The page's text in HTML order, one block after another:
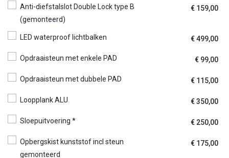
Anti-diefstalslot Double Lock type B
(gemonteerd)
€ 159,00
LED waterproof lichtbalken €499,00
Opdraaisteun met enkele PAD € 99,00
Opdraaisteun met dubbele PAD € 115,00
Loopplank ALU €350,00
Sloepuitvoering * € 250,00
Opbergskist kunststof incl steun
gemonteerd
€ 175,00